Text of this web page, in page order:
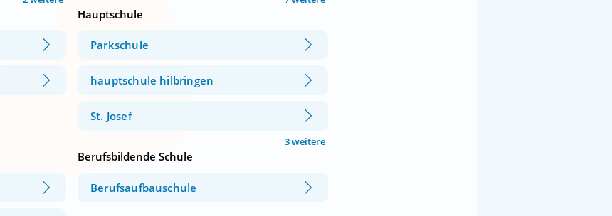
Hauptschule
Parkschule
hauptschule hilbringen
St. Josef
3 weitere
Berufsbildende Schule
Berufsaufbauschule